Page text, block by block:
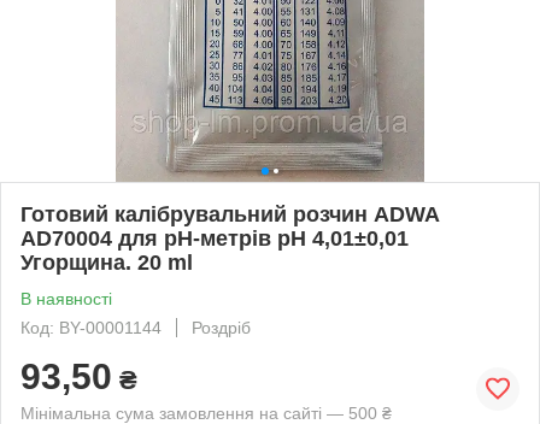
Готовий калібрувальний розчин ADWA
AD70004 для pН-метрів pН 4,01±0,01
Угорщина. 20 ml
В наявності
Код: BY-00001144
Роздріб
93,50 ₴
Мінімальна сума замовлення на сайті — 500 ₴